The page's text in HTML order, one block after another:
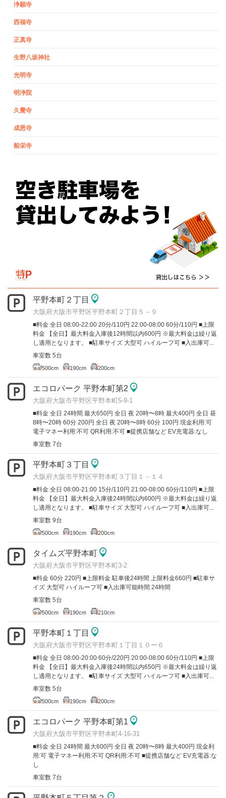
浄願寺
西福寺
正真寺
生野八坂神社
光明寺
明浄院
久覺寺
成恩寺
船栄寺
平野本町２丁目
大阪府大阪市平野区平野本町２丁目５－９
■料金 全日 08:00-22:00 20分/110円 22:00-08:00 60分/110円 ■上限
料金 【全日】最大料金入庫後12時間以内600円 ※最大料金は繰り返
し適用となります。 ■駐車サイズ 大型可 ハイルーフ可 ■入出庫可...
車室数 5台
500cm 190cm 200cm
エコロパーク 平野本町第2
大阪府大阪市平野区平野本町5-9-1
■料金 全日 24時間 最大650円 全日 夜 20時〜8時 最大400円 全日 昼
8時〜20時 60分 200円 全日 夜 20時〜8時 60分 100円 現金利用:可
電子マネー利用:不可 QR利用:不可 ■提携店舗など EV充電器:なし
車室数 7台
平野本町３丁目
大阪府大阪市平野区平野本町３丁目１－１４
■料金 全日 08:00-21:00 15分/110円 21:00-08:00 60分/110円 ■上限
料金 【全日】最大料金入庫後24時間以内600円 ※最大料金は繰り返
し適用となります。 ■駐車サイズ 大型可 ハイルーフ可 ■入出庫可...
車室数 9台
500cm 190cm 200cm
タイムズ平野本町
大阪府大阪市平野区平野本町3-2
■料金 60分 220円 ■上限料金 駐車後24時間 上限料金660円 ■駐車サ
イズ 大型可 ハイルーフ可 ■入出庫可能時間 24時間
車室数 5台
500cm 190cm 210cm
平野本町１丁目
大阪府大阪市平野区平野本町１丁目１０ー６
■料金 全日 08:00-20:00 60分/220円 20:00-08:00 60分/110円 ■上限
料金 【全日】最大料金入庫後24時間以内650円 ※最大料金は繰り返
し適用となります。 ■駐車サイズ 大型可 ハイルーフ可 ■入出庫可...
車室数 5台
500cm 190cm 200cm
エコロパーク 平野本町第1
大阪府大阪市平野区平野本町4-16-31
■料金 全日 24時間 最大600円 全日 夜 20時〜8時 最大400円 現金利
用:可 電子マネー利用:不可 QR利用:不可 ■提携店舗など EV充電器:な
し
車室数 7台